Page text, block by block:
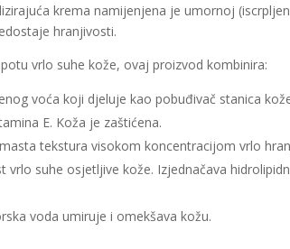
krema namijenjena je umornoj
hranjivosti.
vrlo suhe kože, ovaj proizvod kombinira:
voća koji djeluje kao pobuđivač stanica
E. Koža je zaštićena.
tekstura visokom koncentracijom vrlo
vrlo suhe osjetljive kože. Izjednačava
voda umiruje i omekšava kožu.